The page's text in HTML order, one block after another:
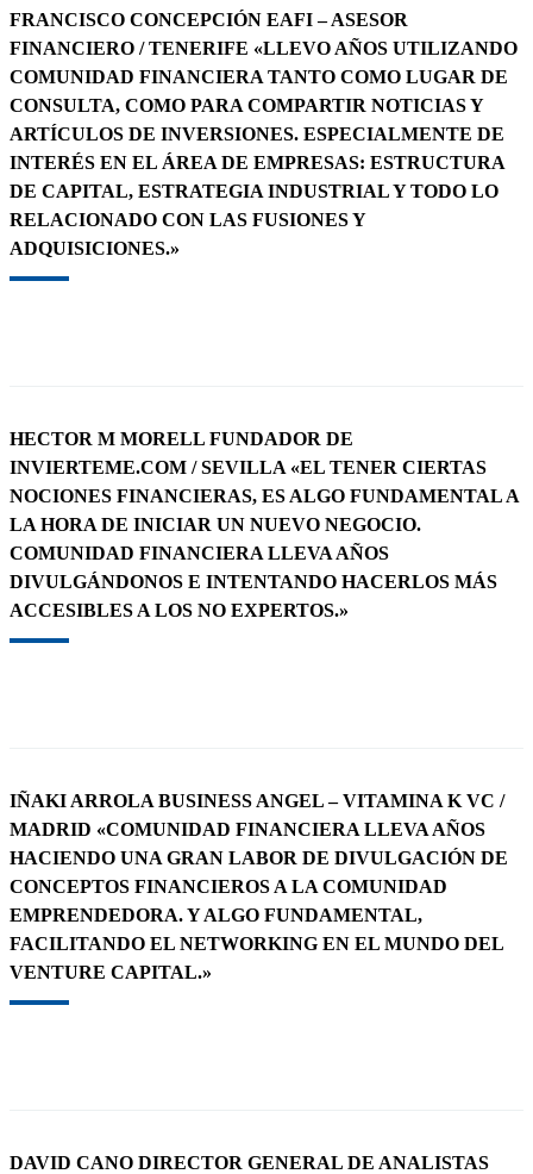
FRANCISCO CONCEPCIÓN EAFI – ASESOR
FINANCIERO / TENERIFE «LLEVO AÑOS UTILIZANDO
COMUNIDAD FINANCIERA TANTO COMO LUGAR DE
CONSULTA, COMO PARA COMPARTIR NOTICIAS Y
ARTÍCULOS DE INVERSIONES. ESPECIALMENTE DE
INTERÉS EN EL ÁREA DE EMPRESAS: ESTRUCTURA
DE CAPITAL, ESTRATEGIA INDUSTRIAL Y TODO LO
RELACIONADO CON LAS FUSIONES Y
ADQUISICIONES.»
HECTOR M MORELL FUNDADOR DE
INVIERTEME.COM / SEVILLA «EL TENER CIERTAS
NOCIONES FINANCIERAS, ES ALGO FUNDAMENTAL A
LA HORA DE INICIAR UN NUEVO NEGOCIO.
COMUNIDAD FINANCIERA LLEVA AÑOS
DIVULGÁNDONOS E INTENTANDO HACERLOS MÁS
ACCESIBLES A LOS NO EXPERTOS.»
IÑAKI ARROLA BUSINESS ANGEL – VITAMINA K VC /
MADRID «COMUNIDAD FINANCIERA LLEVA AÑOS
HACIENDO UNA GRAN LABOR DE DIVULGACIÓN DE
CONCEPTOS FINANCIEROS A LA COMUNIDAD
EMPRENDEDORA. Y ALGO FUNDAMENTAL,
FACILITANDO EL NETWORKING EN EL MUNDO DEL
VENTURE CAPITAL.»
DAVID CANO DIRECTOR GENERAL DE ANALISTAS